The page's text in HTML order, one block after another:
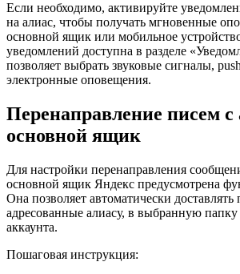
Если необходимо, активируйте
на алиас, чтобы получать мгновенные
основной ящик или мобильное
уведомлений доступна в разделе
позволяет выбрать звуковые сигналы,
электронные оповещения.
Перенаправление писем с
основной ящик
Для настройки перенаправления
основной ящик Яндекс предусмотрена
Она позволяет автоматически доставлять
адресованные алиасу, в выбранную
аккаунта.
Пошаговая инструкция: